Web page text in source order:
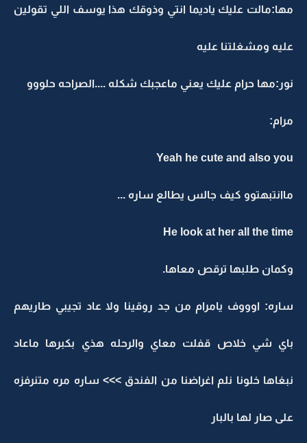
مها:مالت عليك ياديما انتي وذوقك هذا يوسف اللي تقولين
عليه ومشغلتنا عليه
نور:مها حرام عليك يعني ماعجبك شكله ....الصراحه حلووو
مرام:
Yeah he cute and also you
ماانتبهتوو كيف جالس يطالع ساره ...
He look at her all the time
وكمان طلبها ترقص معاها.
ساره: اوووف يامرام من جد روقينا ولا عاد تجيبي طاريهم
باي شي خلاص قفلت معاي والرحله هذي بكبرها ماعاد
نبغاها خلونا نلم اغراضنا من الفندق >>> ساره مره متنرفزه
على صار لها بالبار